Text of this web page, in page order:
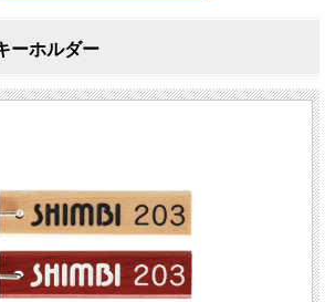
ーホルダー